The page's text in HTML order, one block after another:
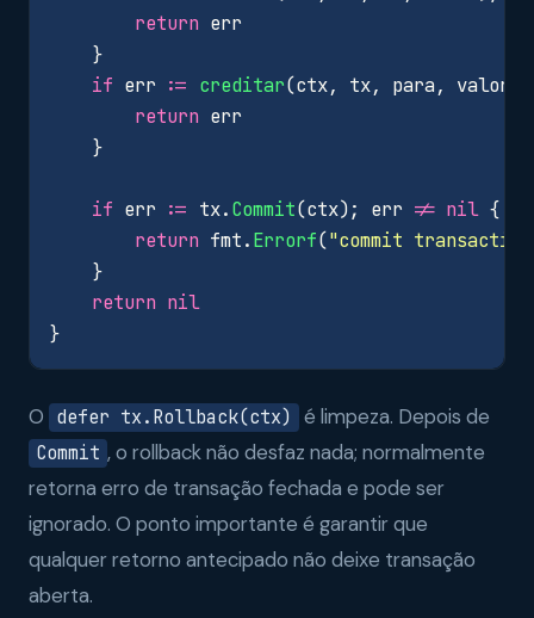
return err
}
if err := creditar(ctx, tx, para, valor
return err
}
if err := tx.Commit(ctx); err != nil {
return fmt.Errorf("commit
}
return nil
}
O defer tx.Rollback(ctx) é limpeza. Depois de
Commit , o rollback não desfaz nada; normalmente
retorna erro de transação fechada e pode ser
ignorado. O ponto importante é garantir que
qualquer retorno antecipado não deixe transação
aberta.